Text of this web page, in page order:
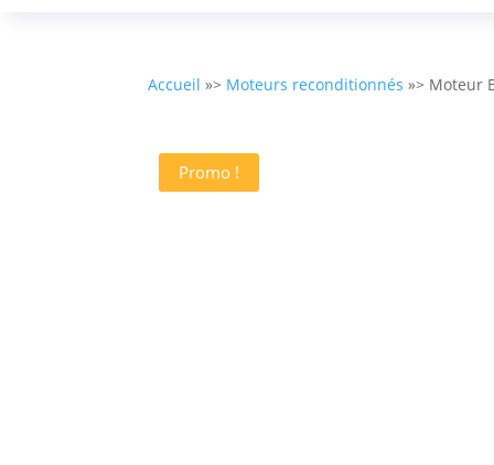
Accueil »> Moteurs reconditionnés »> Moteur
Promo !